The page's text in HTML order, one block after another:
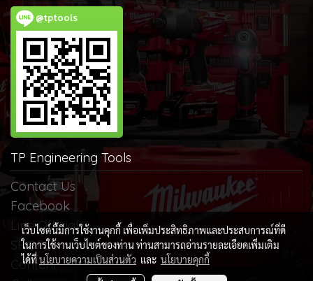
@tptools
TP Engineering Tools
Contact Us
Facebook
Line Official
SHOPEE
Content
เว็บไซต์นี้มีการใช้งานคุกกี้ เพื่อเพิ่มประสิทธิภาพและประสบการณ์ที่ดี
ในการใช้งานเว็บไซต์ของท่าน ท่านสามารถอ่านรายละเอียดเพิ่มเติม
ได้ที่นโยบายความเป็นส่วนตัว และ นโยบายคุกกี้